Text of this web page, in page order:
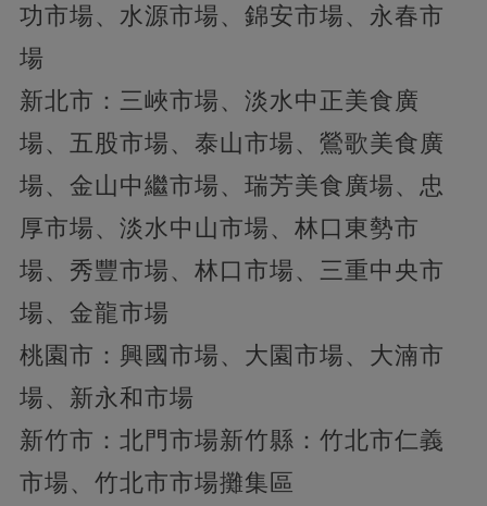
功市場、水源市場、錦安市場、永春市
場
新北市：三峽市場、淡水中正美食廣
場、五股市場、泰山市場、鶯歌美食廣
場、金山中繼市場、瑞芳美食廣場、忠
厚市場、淡水中山市場、林口東勢市
場、秀豐市場、林口市場、三重中央市
場、金龍市場
桃園市：興國市場、大園市場、大湳市
場、新永和市場
新竹市：北門市場新竹縣：竹北市仁義
市場、竹北市市場攤集區